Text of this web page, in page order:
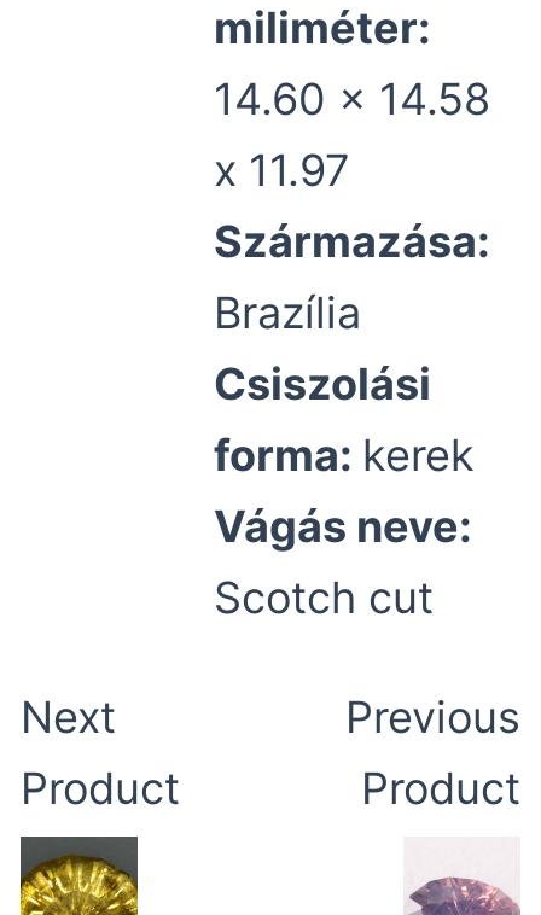
miliméter:
14.60 x 14.58
x 11.97
Származása:
Brazília
Csiszolási
forma: kerek
Vágás neve:
Scotch cut
Next
Product
Previous
Product